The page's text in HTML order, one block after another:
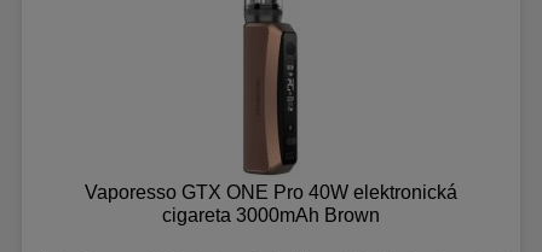
Vaporesso GTX ONE Pro 40W elektronická
cigareta 3000mAh Brown